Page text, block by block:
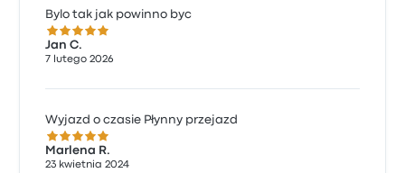
Bylo tak jak powinno byc
5.0 gwiazdek w skali do 5
Jan C.
7 lutego 2026
Wyjazd o czasie Płynny przejazd
5.0 gwiazdek w skali do 5
Marlena R.
23 kwietnia 2024